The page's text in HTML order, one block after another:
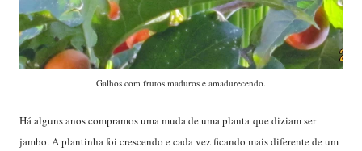
Galhos com frutos maduros e amadurecendo.
Há alguns anos compramos uma muda de uma planta que diziam ser
jambo. A plantinha foi crescendo e cada vez ficando mais diferente de um